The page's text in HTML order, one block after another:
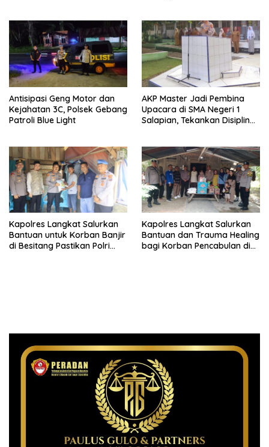
Antisipasi Geng Motor dan
Kejahatan 3C, Polsek Gebang
Patroli Blue Light
AKP Master Jadi Pembina
Upacara di SMA Negeri 1
Salapian, Tekankan Disiplin
Kapolres Langkat Salurkan
Bantuan untuk Korban Banjir
di Besitang Pastikan Polri
Kapolres Langkat Salurkan
Bantuan dan Trauma Healing
bagi Korban Pencabulan di